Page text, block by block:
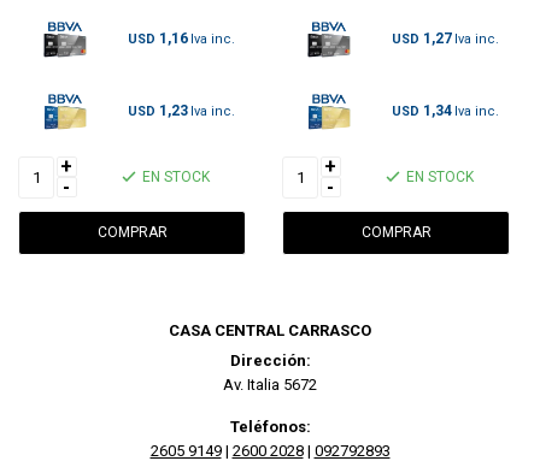
USD 1,16
USD 1,23
+
-
EN STOCK
USD 1,27
USD 1,34
+
-
EN STOCK
CASA CENTRAL CARRASCO
Dirección:
Av. Italia 5672
Teléfonos:
2605 9149| 2600 2028| 092792893